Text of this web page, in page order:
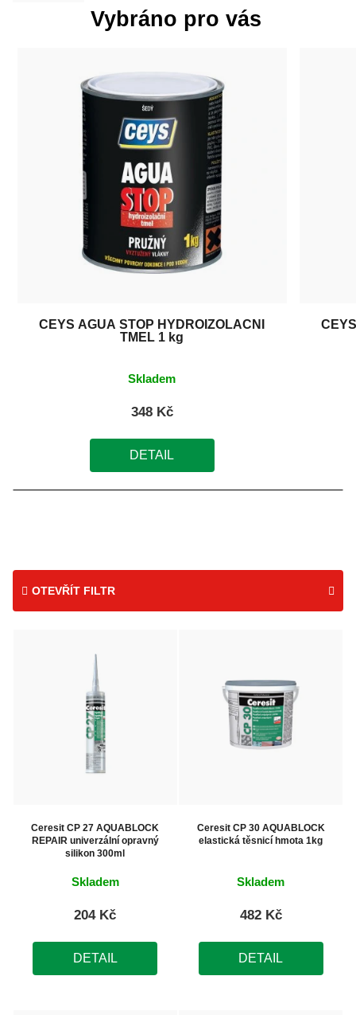
Vybráno pro vás
CEYS AGUA STOP HYDROIZOLAČNÍ
TMEL 1 kg
Skladem
348 Kč
DETAIL
OTEVŘÍT FILTR
o
d
Ceresit CP 27 AQUABLOCK
REPAIR univerzální opravný
silikon 300ml
Skladem
204 Kč
DETAIL
Ceresit CP 30 AQUABLOCK
elastická těsnicí hmota 1kg
Skladem
482 Kč
DETAIL